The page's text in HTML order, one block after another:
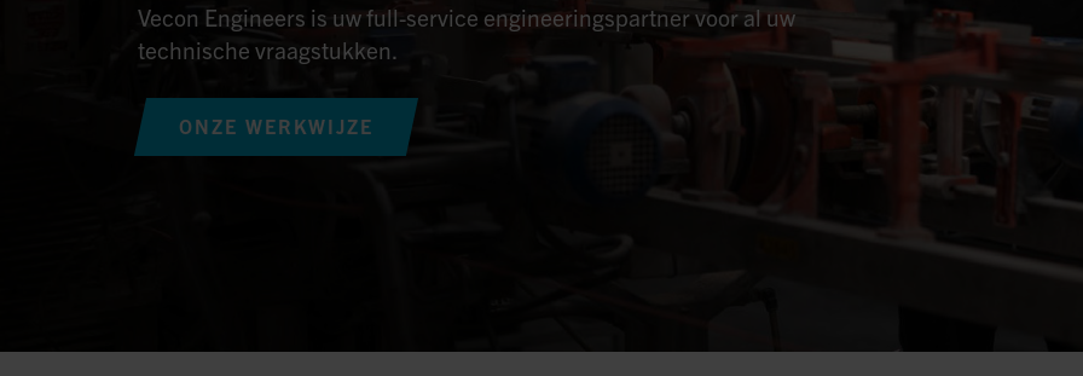
Vecon Engineers is uw full-service engineeringspartner voor al uw
technische vraagstukken.
ONZE WERKWIJZE